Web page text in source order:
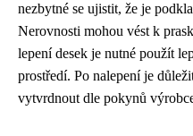
nezbytné se ujistit, že je
Nerovnosti mohou vést k
lepení desek je nutné použít
prostředí. Po nalepení je
vytvrdnout dle pokynů